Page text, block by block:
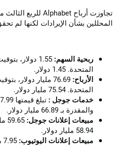
المحللين بشأن الإيرادات لكنها لم
ربحية السهم:
1.55 دولار،
المتحدة. 1.45 دولار.
الأرباح:
76.69 مليار دولار،
المتحدة. 75.54 مليار دولار.
خدمات جوجل :
والمقدرة بـ 66.89 مليار دولار.
مبيعات إعلانات جوجل:
58.94 مليار دولار.
مبيعات إعلانات اليوتيوب: